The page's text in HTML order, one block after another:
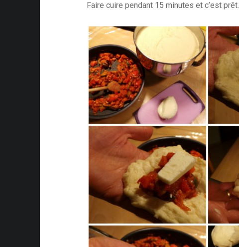
Faire cuire pendant 15 minutes et c’est prêt.